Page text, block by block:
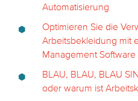
Automatisierung
Optimieren Sie die
Arbeitsbekleidung mit
Management
BLAU, BLAU, BLAU
oder warum ist